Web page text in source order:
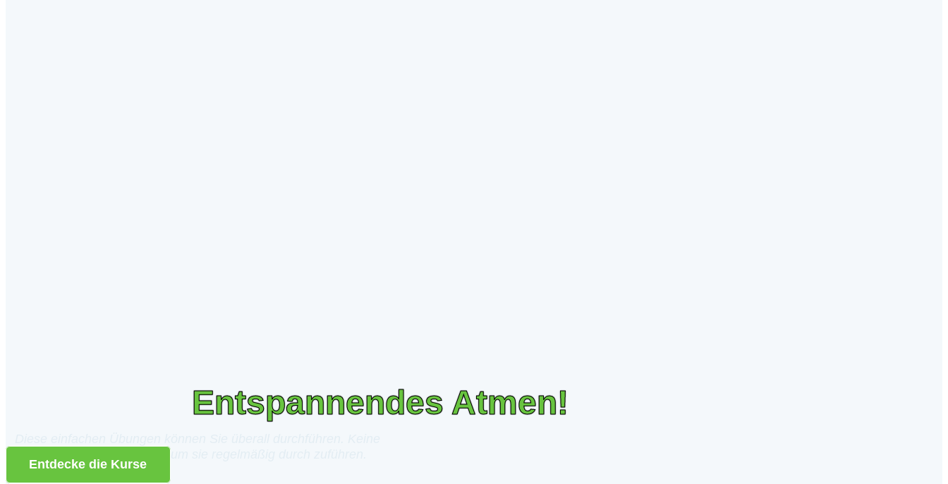
Entspannendes Atmen!
Entdecke die Kurse